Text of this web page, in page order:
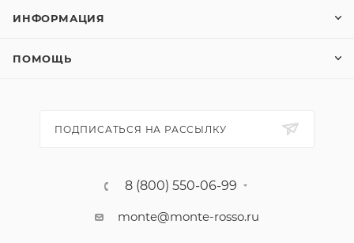
ИНФОРМАЦИЯ
ПОМОЩЬ
ПОДПИСАТЬСЯ НА РАССЫЛКУ
8 (800) 550-06-99
monte@monte-rosso.ru